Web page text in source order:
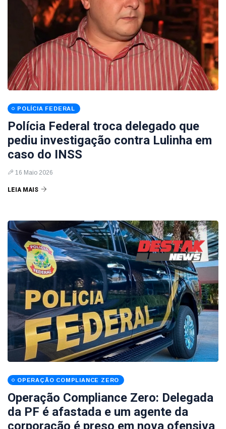
POLÍCIA FEDERAL
Polícia Federal troca delegado que
pediu investigação contra Lulinha em
caso do INSS
16 Maio 2026
LEIA MAIS
OPERAÇÃO COMPLIANCE ZERO
Operação Compliance Zero: Delegada
da PF é afastada e um agente da
corporação é preso em nova ofensiva